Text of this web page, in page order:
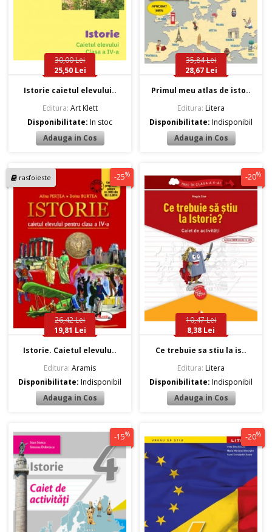
30,00 Lei
25,50 Lei
Istorie caietul elevului..
Editura: Art Klett
Disponibilitate:In stoc
35,84 Lei
28,67 Lei
Primul meu atlas de isto..
Editura: Litera
Disponibilitate:Indisponibil
rasfoieste -25%
26,42 Lei
19,81 Lei
Istorie. Caietul elevulu..
Editura: Aramis
Disponibilitate:Indisponibil
-20%
10,47 Lei
8,38 Lei
Ce trebuie sa stiu la is..
Editura: Litera
Disponibilitate:Indisponibil
-15% -20%